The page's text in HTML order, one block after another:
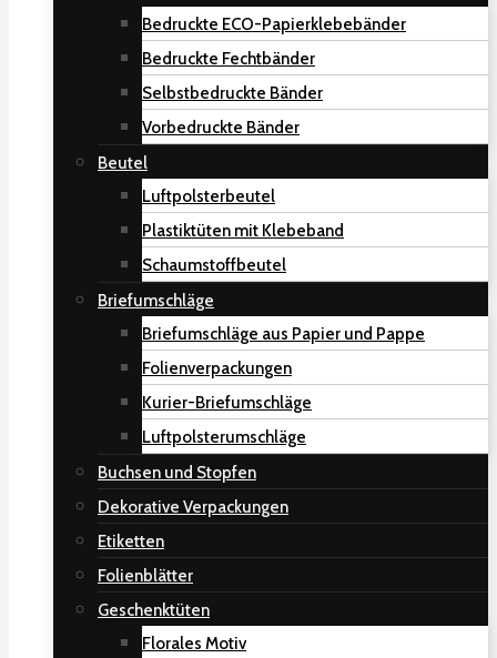
Bedruckte ECO-Papierklebebänder
Bedruckte Fechtbänder
Selbstbedruckte Bänder
Vorbedruckte Bänder
Beutel
Luftpolsterbeutel
Plastiktüten mit Klebeband
Schaumstoffbeutel
Briefumschläge
Briefumschläge aus Papier und Pappe
Folienverpackungen
Kurier-Briefumschläge
Luftpolsterumschläge
Buchsen und Stopfen
Dekorative Verpackungen
Etiketten
Folienblätter
Geschenktüten
Florales Motiv